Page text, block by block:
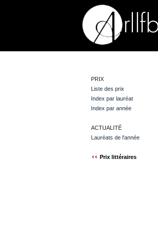
PRIX
Liste des prix
Index par lauréat
Index par année
ACTUALITÉ
Lauréats de l'année
Prix littéraires